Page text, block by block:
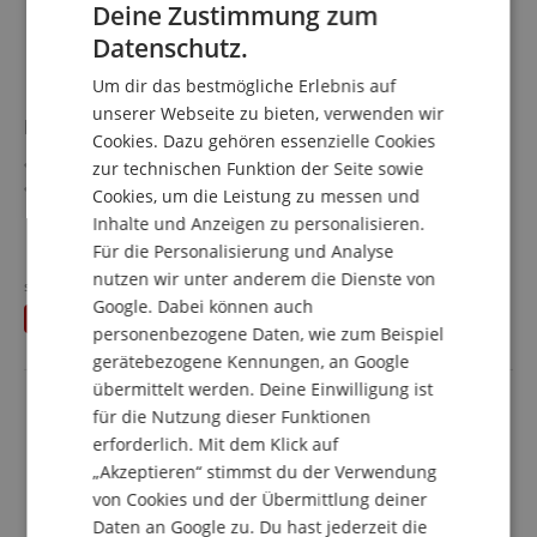
RockBoard Flat Patch Kabel 45 cm 2x Set
Flache Patchkabel mit rechteckigem Querschnitt
Platzsparende und extra schmale, abgewinkelte
Klinkenstecker
Flexibler Kupferleiter (20 x 0,12 mm²)
Flexibler PVC Kabelmantel
Länge: 45 cm
Schwarz
2 Stück im Sparset
11,00 €
statt einzeln14,20 €
Du sparst3,20 €
FRENCH
ITALIAN
SPANISH
Deine Zustimmung zum
Datenschutz.
Um dir das bestmögliche Erlebnis auf
unserer Webseite zu bieten, verwenden wir
Cookies. Dazu gehören essenzielle Cookies
zur technischen Funktion der Seite sowie
Cookies, um die Leistung zu messen und
Inhalte und Anzeigen zu personalisieren.
Für die Personalisierung und Analyse
nutzen wir unter anderem die Dienste von
Google. Dabei können auch
personenbezogene Daten, wie zum Beispiel
gerätebezogene Kennungen, an Google
übermittelt werden. Deine Einwilligung ist
für die Nutzung dieser Funktionen
erforderlich. Mit dem Klick auf
„Akzeptieren“ stimmst du der Verwendung
von Cookies und der Übermittlung deiner
Daten an Google zu. Du hast jederzeit die